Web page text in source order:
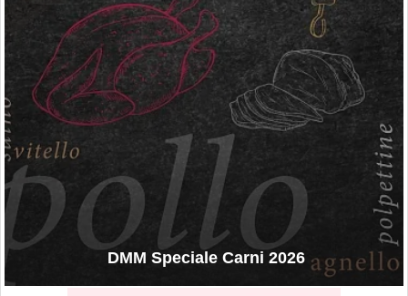
DMM Speciale Carni 2026